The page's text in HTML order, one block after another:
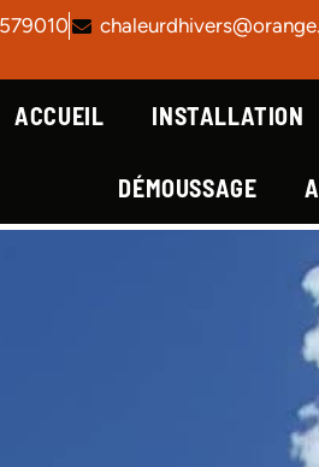
ACCUEIL INSTALLATION
DÉMOUSSAGE